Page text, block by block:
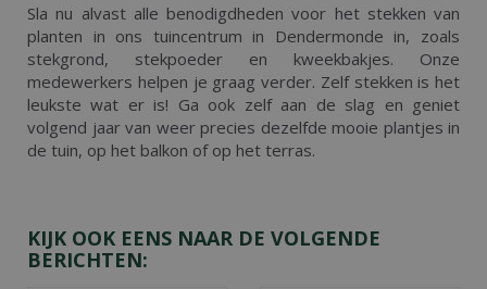
Sla nu alvast alle benodigdheden voor het stekken van
planten in ons tuincentrum in Dendermonde in, zoals
stekgrond, stekpoeder en kweekbakjes. Onze
medewerkers helpen je graag verder. Zelf stekken is het
leukste wat er is! Ga ook zelf aan de slag en geniet
volgend jaar van weer precies dezelfde mooie plantjes in
de tuin, op het balkon of op het terras.
KIJK OOK EENS NAAR DE VOLGENDE
BERICHTEN: